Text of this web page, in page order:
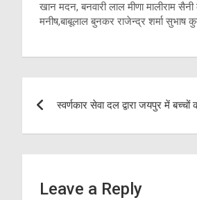
खान मदन, बनवारी लाल मीणा मालीराम
मनीष,बाबूलाल बुनकर राजेन्द्र शर्मा सुभाष
navigation
स्वर्णकार सेवा दल द्वारा जयपुर में बच्चों
Leave a Reply